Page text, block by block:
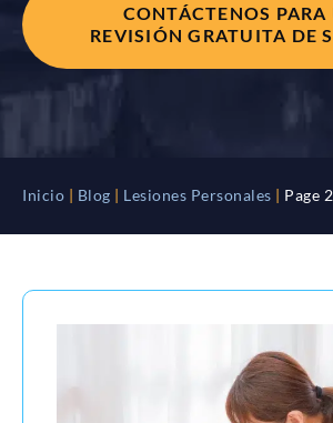
CONTÁCTENOS PARA
REVISIÓN GRATUITA DE
Inicio Blog Lesiones Personales Page 2